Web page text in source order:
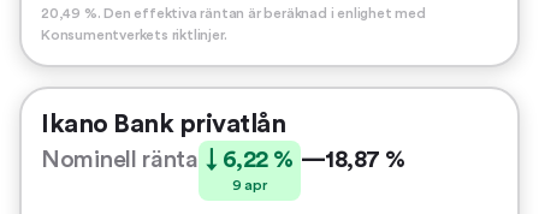
20,49 %. Den effektiva räntan är beräknad i enlighet med
Konsumentverkets riktlinjer.
Ikano Bank privatlån
Nominell ränta ↓ 6,22 %
9 apr
—18,87 %